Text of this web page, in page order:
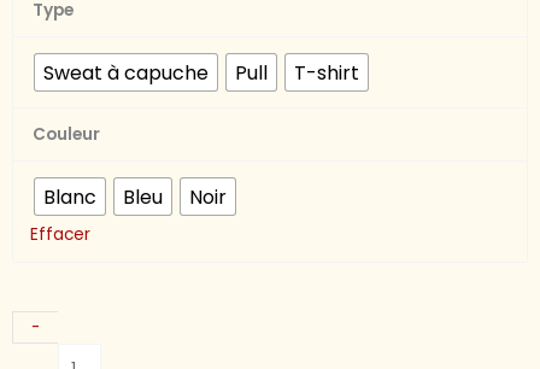
Type
Sweat à capuche Pull T-shirt
Couleur
Blanc Bleu Noir
Effacer
-
Activé